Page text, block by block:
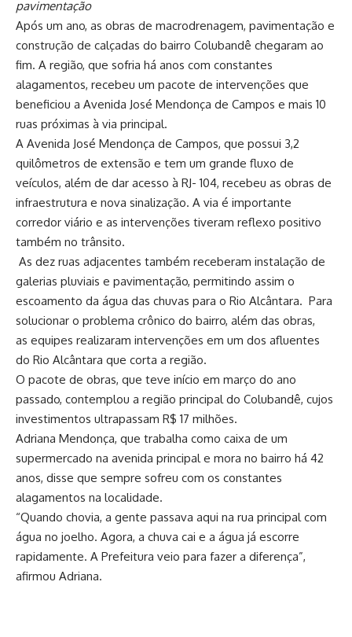
pavimentação
Após um ano, as obras de macrodrenagem, pavimentação e
construção de calçadas do bairro Colubandê chegaram ao
fim. A região, que sofria há anos com constantes
alagamentos, recebeu um pacote de intervenções que
beneficiou a Avenida José Mendonça de Campos e mais 10
ruas próximas à via principal.
A Avenida José Mendonça de Campos, que possui 3,2
quilômetros de extensão e tem um grande fluxo de
veículos, além de dar acesso à RJ- 104, recebeu as obras de
infraestrutura e nova sinalização. A via é importante
corredor viário e as intervenções tiveram reflexo positivo
também no trânsito.
As dez ruas adjacentes também receberam instalação de
galerias pluviais e pavimentação, permitindo assim o
escoamento da água das chuvas para o Rio Alcântara. Para
solucionar o problema crônico do bairro, além das obras,
as equipes realizaram intervenções em um dos afluentes
do Rio Alcântara que corta a região.
O pacote de obras, que teve início em março do ano
passado, contemplou a região principal do Colubandê, cujos
investimentos ultrapassam R$ 17 milhões.
Adriana Mendonça, que trabalha como caixa de um
supermercado na avenida principal e mora no bairro há 42
anos, disse que sempre sofreu com os constantes
alagamentos na localidade.
“Quando chovia, a gente passava aqui na rua principal com
água no joelho. Agora, a chuva cai e a água já escorre
rapidamente. A Prefeitura veio para fazer a diferença”,
afirmou Adriana.